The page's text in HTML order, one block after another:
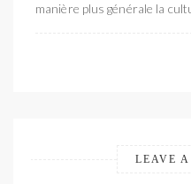
manière plus générale la
LEAVE